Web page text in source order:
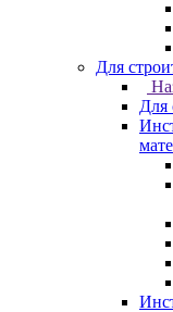
Для
Для